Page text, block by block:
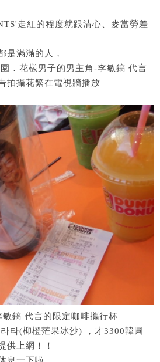
走紅的程度就跟清心、麥當勞差
是滿滿的人，
．花樣男子的男主角-李敏鎬 代言
拍攝花繁在電視牆播放
鎬 代言的限定咖啡攜行杯
타(枊橙茫果冰沙) ，才3300韓圓
供上網！！